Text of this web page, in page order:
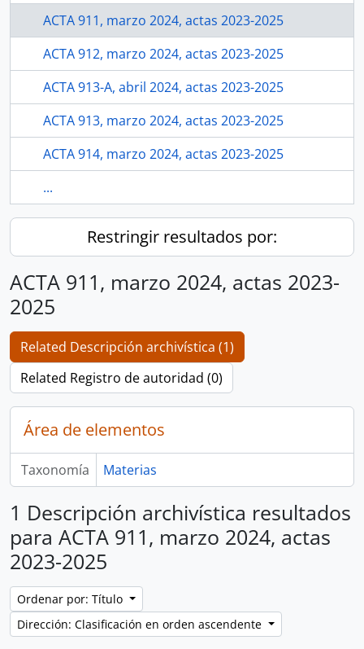
ACTA 911, marzo 2024, actas 2023-2025
ACTA 912, marzo 2024, actas 2023-2025
ACTA 913-A, abril 2024, actas 2023-2025
ACTA 913, marzo 2024, actas 2023-2025
ACTA 914, marzo 2024, actas 2023-2025
...
Restringir resultados por:
ACTA 911, marzo 2024, actas 2023-
2025
Related Descripción archivística (1)
Related Registro de autoridad (0)
Área de elementos
Taxonomía Materias
1 Descripción archivística resultados
para ACTA 911, marzo 2024, actas
2023-2025
Ordenar por: Título
Dirección: Clasificación en orden ascendente